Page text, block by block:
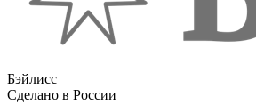
Бэйлисс
Сделано в России